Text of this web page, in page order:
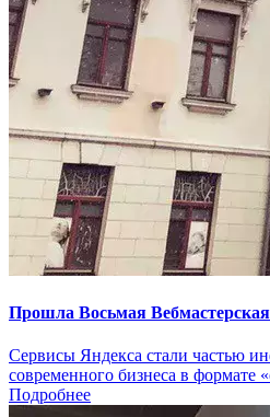
Прошла Восьмая
Сервисы Яндекса стали частью
современного бизнеса в формате
Подробнее